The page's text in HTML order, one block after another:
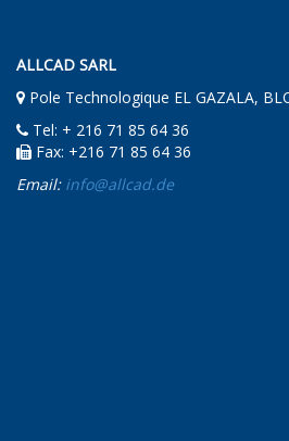
ALLCAD SARL
Pole Technologique EL GAZALA,
Tel: + 216 71 85 64 36
Fax: +216 71 85 64 36
Email: info@allcad.de